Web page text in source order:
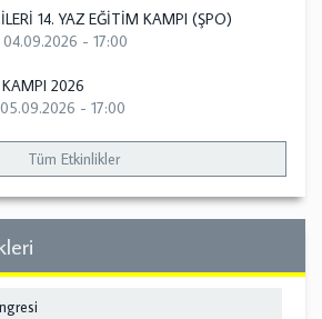
14. YAZ EĞİTİM KAMPI (ŞPO)
04.09.2026 - 17:00
2026
05.09.2026 - 17:00
Tüm Etkinlikler